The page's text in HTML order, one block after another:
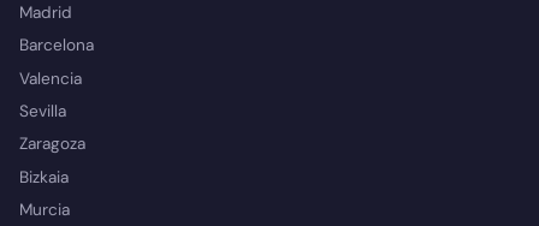
Madrid
Barcelona
Valencia
Sevilla
Zaragoza
Bizkaia
Murcia